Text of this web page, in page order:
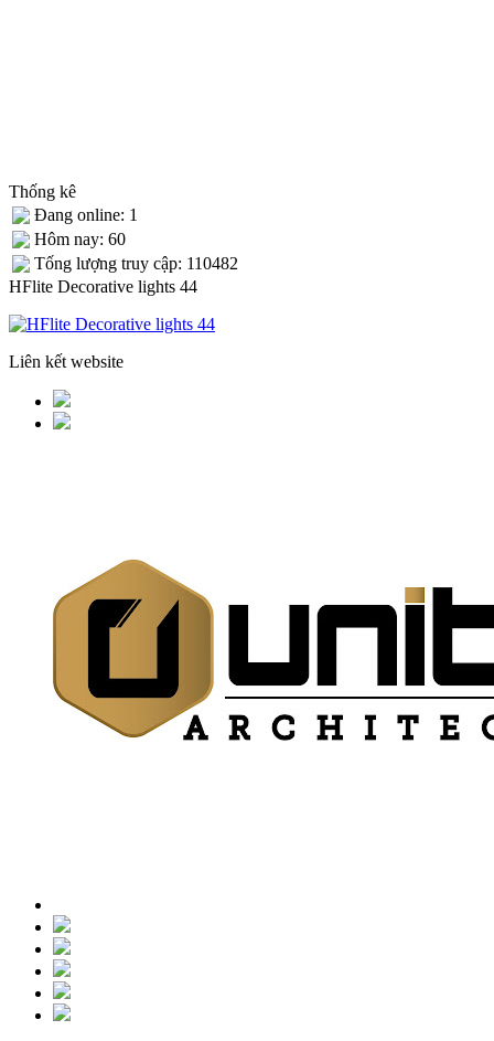
Thống kê
Đang online: 1
Hôm nay: 60
Tống lượng truy cập: 110482
HFlite Decorative lights 44
Liên kết website